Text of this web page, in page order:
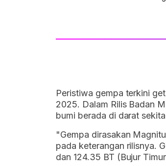
Peristiwa gempa terkini
2025. Dalam Rilis Badan
bumi berada di darat
"Gempa dirasakan
pada keterangan rilisnya.
dan 124.35 BT (Bujur